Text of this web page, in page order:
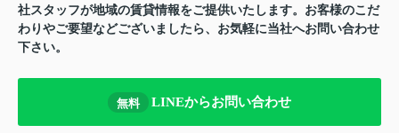
社スタッフが地域の賃貸情報をご提供いたします。お客様のこだ
わりやご要望などございましたら、お気軽に当社へお問い合わせ
下さい。
無料 LINEからお問い合わせ